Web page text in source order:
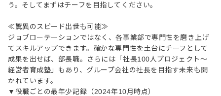
う。そしてまずはチーフを目指してください。
≪驚異のスピード出世も可能≫
ジョブローテーションではなく、各事業部で専門性を磨き上げ
てスキルアップできます。確かな専門性を土台にチーフとして
成果を出せば、部長職。さらには「社長100人プロジェクト～
経営者育成塾」もあり、グループ会社の社長を目指す未来も開
かれています。
▼役職ごとの最年少記録（2024年10月時点）